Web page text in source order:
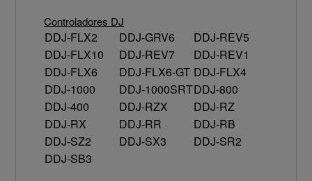
Controladores DJ
DDJ-FLX2 DDJ-GRV6
DDJ-REV5
DDJ-FLX10
DDJ-REV7
DDJ-REV1
DDJ-FLX6
DDJ-FLX6-GT DDJ-FLX4
DDJ-1000
DDJ-1000SRTDDJ-800
DDJ-400
DDJ-RZX
DDJ-RZ
DDJ-RX
DDJ-RR
DDJ-RB
DDJ-SZ2
DDJ-SX3
DDJ-SR2
DDJ-SB3